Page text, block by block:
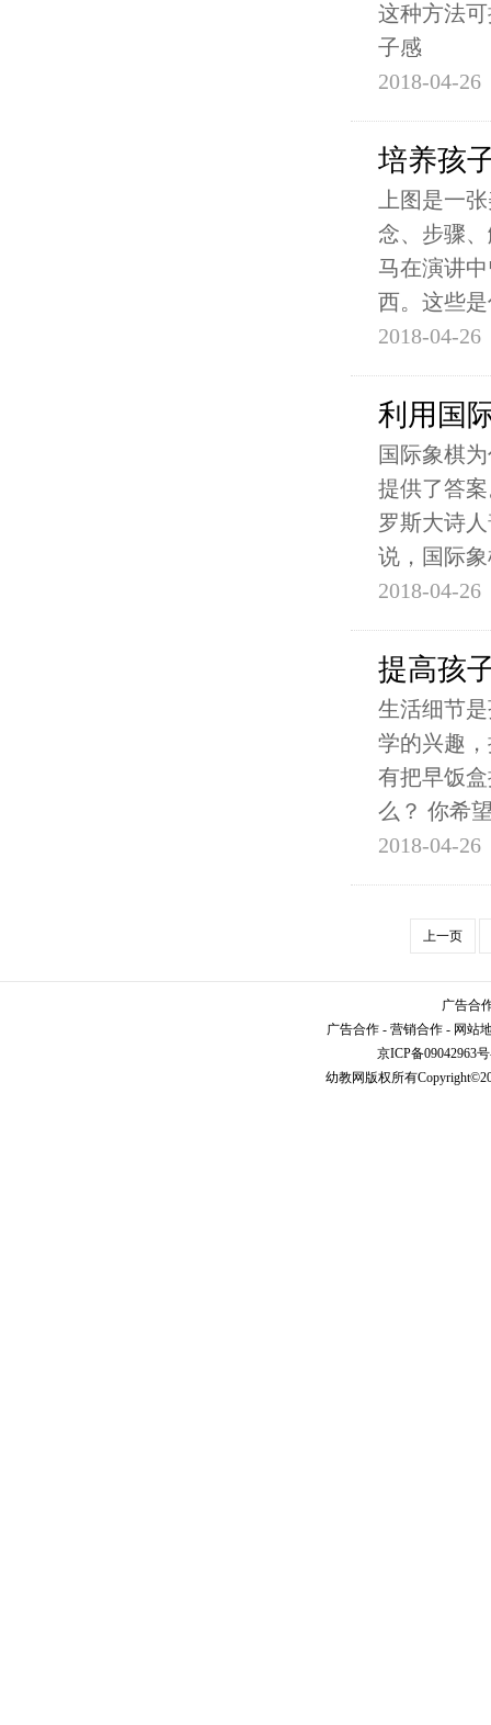
这种方法
子感
2018-04-26
培养孩
上图是一
念、步骤
马在演讲
西。这些
2018-04-26
利用国
国际象棋
提供了答
罗斯大诗
说，国际
2018-04-26
提高孩
生活细节
学的兴趣
有把早饭
么？ 你希
2018-04-26
上一页
广告合
广告合作 - 营销合作 - 网站
京ICP备09042963
幼教网版权所有